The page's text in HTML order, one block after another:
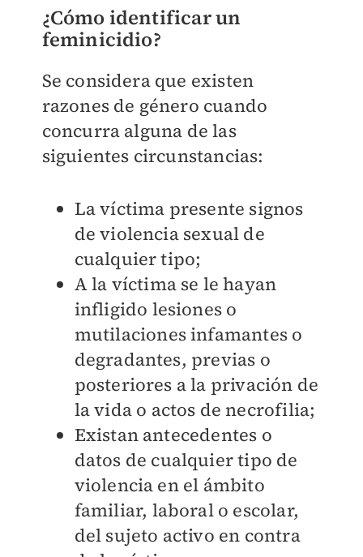
¿Cómo identificar un
feminicidio?
Se considera que existen
razones de género cuando
concurra alguna de las
siguientes circunstancias:
La víctima presente signos
de violencia sexual de
cualquier tipo;
A la víctima se le hayan
infligido lesiones o
mutilaciones infamantes o
degradantes, previas o
posteriores a la privación de
la vida o actos de necrofilia;
Existan antecedentes o
datos de cualquier tipo de
violencia en el ámbito
familiar, laboral o escolar,
del sujeto activo en contra